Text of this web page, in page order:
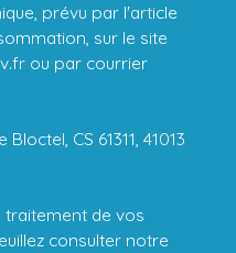
prévu par l'article
sur le site
ou par courrier
CS 61311, 41013
traitement de vos
consulter notre